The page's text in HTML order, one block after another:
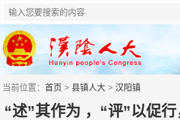
当前位置：首页 >县镇人大 >汉阳镇
“述”其作为 ，“评”以促